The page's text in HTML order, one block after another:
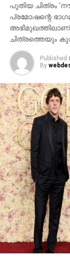
മണികര്‍ണികാ
കയ്യില്‍
ബാബുവിന്റെ
അതേപോലെ,
കാളപ്പുറത്ത്
ത്തിലധികം
ഐമാക്‌സ്
അതിനാല്‍
കാഴ്ചാനുഭവം
ഞഞഞ
ഈ ബ്രഹ്‌മാണ്ഡ
പുതിയ ചിത്രം
പ്രമോഷന്റെ
ചിത്രത്തെയും
Published
By